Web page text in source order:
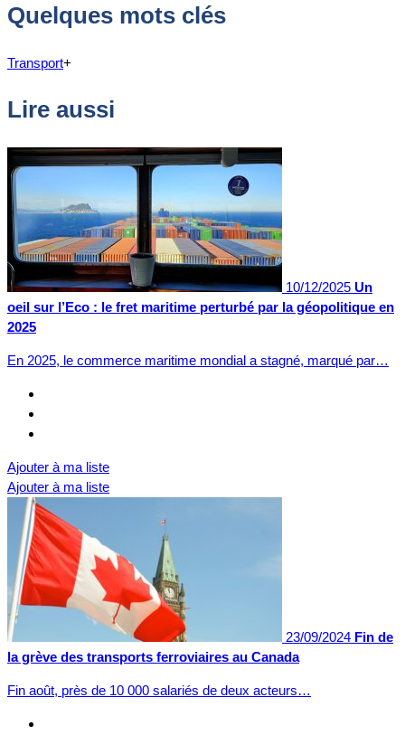
Quelques mots clés
Transport+
Lire aussi
10/12/2025 Un
oeil sur l’Eco : le fret maritime perturbé par la géopolitique en
2025
En 2025, le commerce maritime mondial a stagné, marqué par…
Ajouter à ma liste
Ajouter à ma liste
23/09/2024 Fin de
la grève des transports ferroviaires au Canada
Fin août, près de 10 000 salariés de deux acteurs…